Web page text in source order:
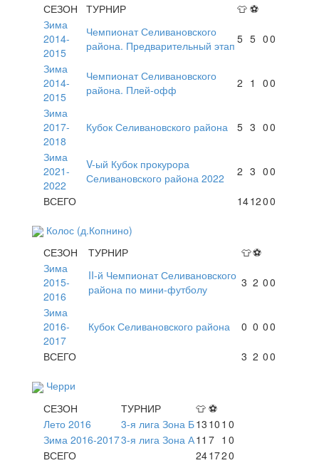
СЕЗОН
ТУРНИР 👕 ⚽
Зима
2014-
2015
Чемпионат Селивановского
района. Предварительный этап 5 5 00
Зима
2014-
2015
Чемпионат Селивановского
района. Плей-офф
2 1 00
Зима
2017-
2018
Кубок Селивановского района 5 3 00
Зима
2021-
2022
V-ый Кубок прокурора
Селивановского района 2022
2 3 00
ВСЕГО 141200
Колос (д.Копнино)
СЕЗОН
ТУРНИР 👕⚽
Зима
2015-
2016
II-й Чемпионат Селивановского
района по мини-футболу
3 2 00
Зима
2016-
2017
Кубок Селивановского района 0 0 00
ВСЕГО 3 2 00
Черри
СЕЗОН
ТУРНИР 👕 ⚽
Лето 2016
3-я лига Зона Б13 10 1 0
Зима 2016-20173-я лига Зона А11 7 1 0
ВСЕГО
241720